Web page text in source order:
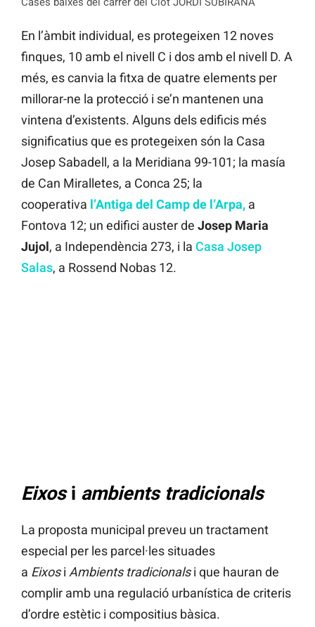
En l’àmbit individual, es protegeixen 12 noves
finques, 10 amb el nivell C i dos amb el nivell D. A
més, es canvia la fitxa de quatre elements per
millorar-ne la protecció i se’n mantenen una
vintena d’existents. Alguns dels edificis més
significatius que es protegeixen són la Casa
Josep Sabadell, a la Meridiana 99-101; la masía
de Can Miralletes, a Conca 25; la
cooperativa l’Antiga del Camp de l’Arpa, a
Fontova 12; un edifici auster de Josep Maria
Jujol, a Independència 273, i la Casa Josep
Salas, a Rossend Nobas 12.
Eixosi ambients tradicionals
La proposta municipal preveu un tractament
especial per les parcel·les situades
a Eixosi Ambients tradicionalsi que hauran de
complir amb una regulació urbanística de criteris
d’ordre estètic i compositius bàsica.